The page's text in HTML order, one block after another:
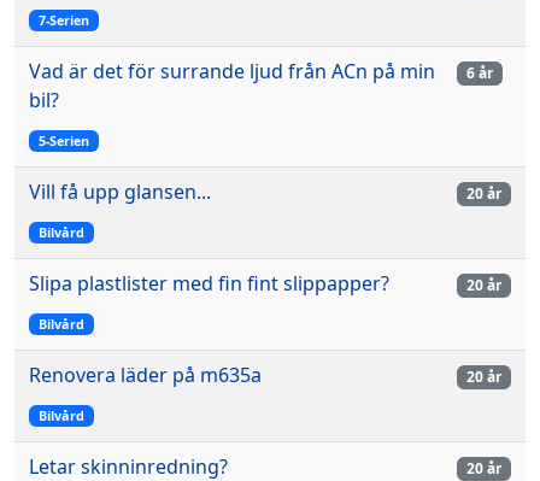
7-Serien
Vad är det för surrande ljud från ACn på min
bil?
5-Serien
6 år
Vill få upp glansen...
Bilvård
20 år
Slipa plastlister med fin fint slippapper?
Bilvård
20 år
Renovera läder på m635a
Bilvård
20 år
Letar skinninredning? 20 år